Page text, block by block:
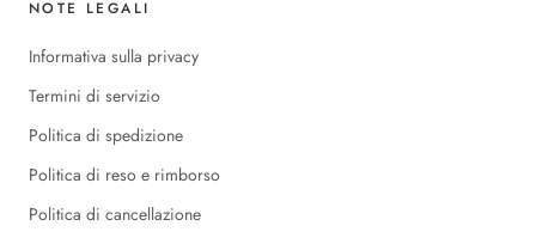
NOTE LEGALI
Informativa sulla privacy
Termini di servizio
Politica di spedizione
Politica di reso e rimborso
Politica di cancellazione